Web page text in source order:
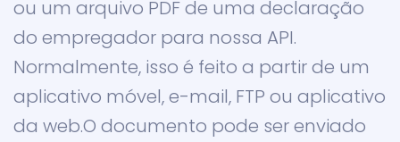
ou um arquivo PDF de uma declaração
do empregador para nossa API.
Normalmente, isso é feito a partir de um
aplicativo móvel, e-mail, FTP ou aplicativo
da web.O documento pode ser enviado